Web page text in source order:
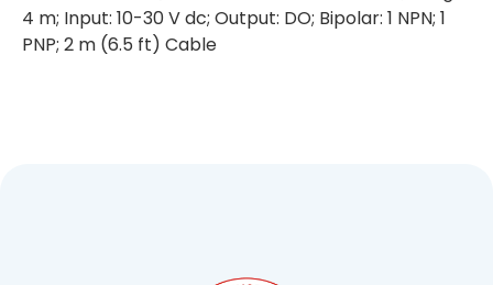
4 m; Input: 10-30 V dc; Output: DO; Bipolar: 1 NPN; 1
PNP; 2 m (6.5 ft) Cable